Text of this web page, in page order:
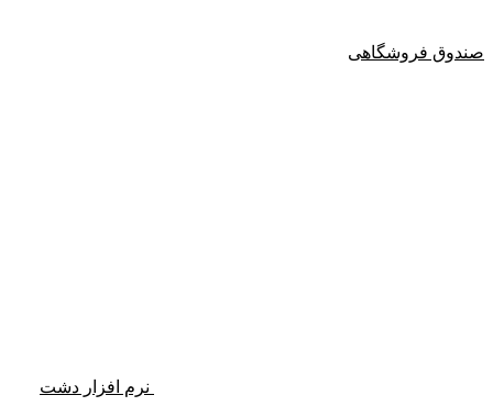
صندوق فروشگاهی
نرم افزار دشت